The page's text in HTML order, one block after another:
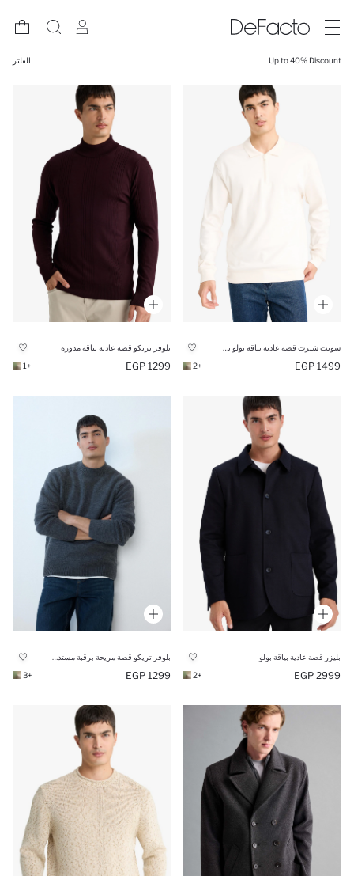
Up to 40% Discount الفلتر
1499 EGP
+2
بلوفر تريكو قصة عادية بياقة مدورة
1299 EGP
+1
بليزر قصة عادية بياقة بولو
2999 EGP
+2
1299 EGP
+3